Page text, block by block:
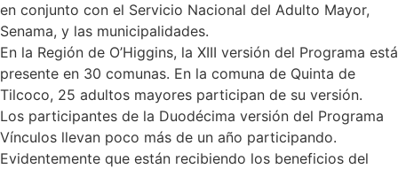
en conjunto con el Servicio Nacional del Adulto Mayor,
Senama, y las municipalidades.
En la Región de O’Higgins, la XIII versión del Programa está
presente en 30 comunas. En la comuna de Quinta de
Tilcoco, 25 adultos mayores participan de su versión.
Los participantes de la Duodécima versión del Programa
Vínculos llevan poco más de un año participando.
Evidentemente que están recibiendo los beneficios del